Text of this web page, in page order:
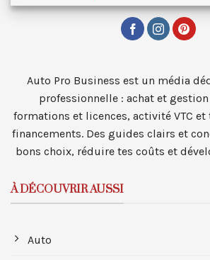
Auto Pro Business est un média
professionnelle : achat et
formations et licences, activité VTC et
financements. Des guides clairs et
bons choix, réduire tes coûts et
À DÉCOUVRIR AUSSI
Auto